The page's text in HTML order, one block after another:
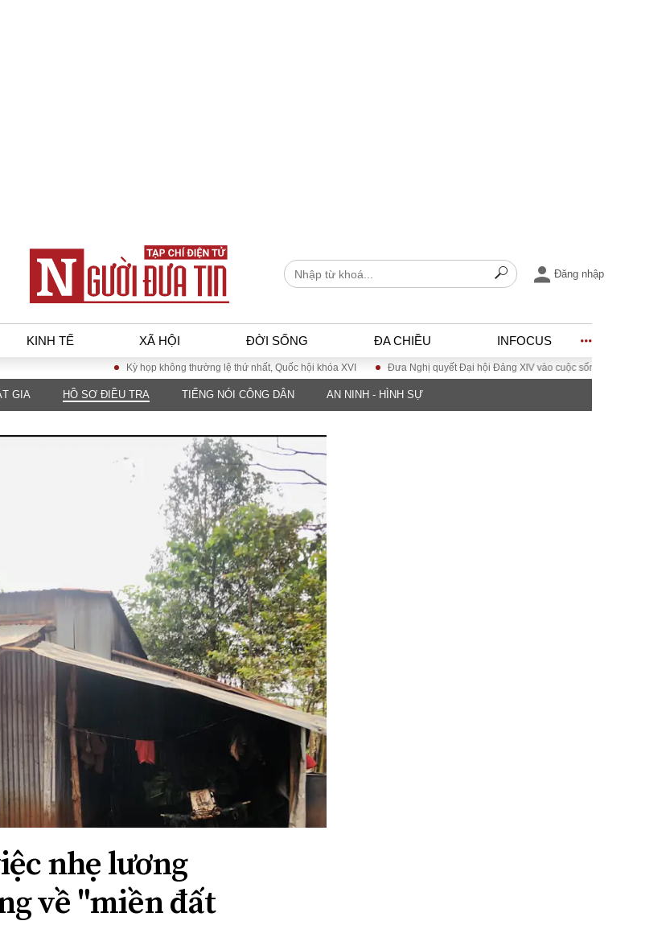
Đăng nhập
KINH TẾ XÃ HỘI ĐỜI SỐNG ĐA CHIỀU INFOCUS
KINH TẾ
Tiêu dùng và dư
Công nghệ
XÃ HỘI
Giáo dục
Văn hoá
Môi trường
Giao thông – Đô thị
Kỳ họp không thường lệ thứ nhất, Quốc hội khóa XVI Đưa Nghị quyết Đại hội Đảng XIV vào cuộc sống Hướng tới Đại hội
GIA HỒ SƠ ĐIỀU TRA TIẾNG NÓI CÔNG DÂN AN NINH - HÌNH SỰ
nhẹ lương
về "miền đất